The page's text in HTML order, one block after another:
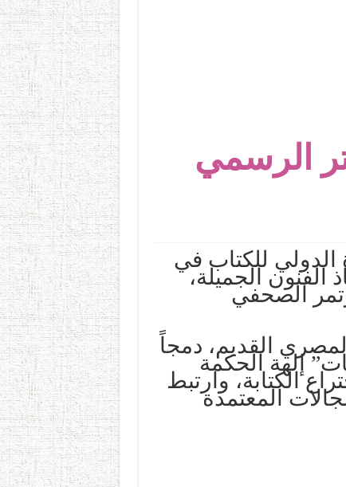
الرسمي
للكتاب في
الجميلة،
الصحفي
القديم، دمجاً
إلهة الحكمة
الكتابة، وارتبط
المعتمدة